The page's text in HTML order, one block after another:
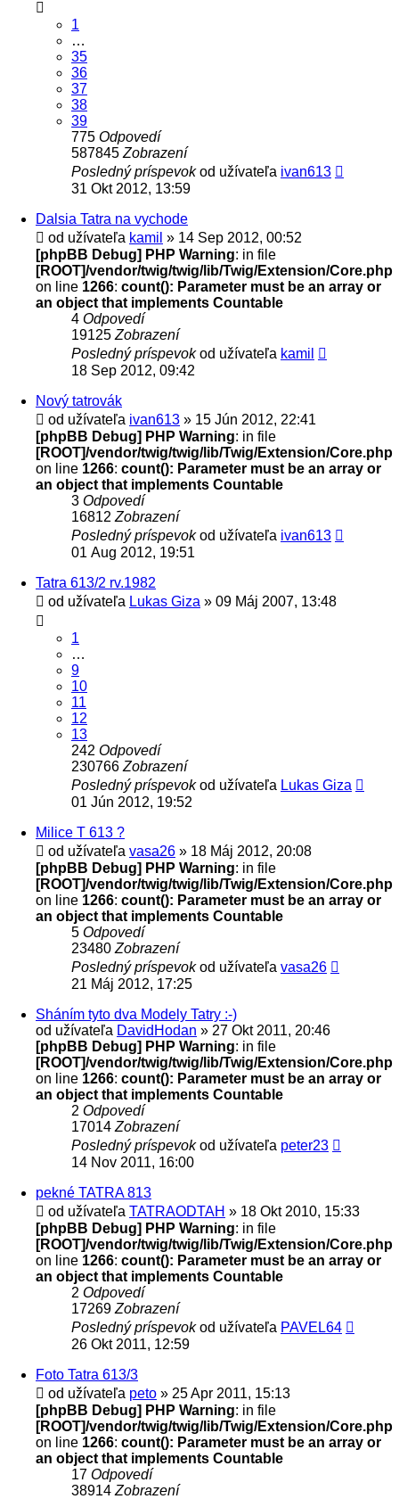
1
…
35
36
37
38
39
775 Odpovedí
587845 Zobrazení
Posledný príspevokod užívateľa ivan613
31 Okt 2012, 13:59
Dalsia Tatra na vychode
od užívateľa kamil » 14 Sep 2012, 00:52
[phpBB Debug] PHP Warning: in file
[ROOT]/vendor/twig/twig/lib/Twig/Extension/Core.php
on line 1266: count(): Parameter must be an array or
an object that implements Countable
4 Odpovedí
19125 Zobrazení
Posledný príspevokod užívateľa kamil
18 Sep 2012, 09:42
Nový tatrovák
od užívateľa ivan613 » 15 Jún 2012, 22:41
[phpBB Debug] PHP Warning: in file
[ROOT]/vendor/twig/twig/lib/Twig/Extension/Core.php
on line 1266: count(): Parameter must be an array or
an object that implements Countable
3 Odpovedí
16812 Zobrazení
Posledný príspevokod užívateľa ivan613
01 Aug 2012, 19:51
Tatra 613/2 rv.1982
od užívateľa Lukas Giza » 09 Máj 2007, 13:48
1
…
9
10
11
12
13
242 Odpovedí
230766 Zobrazení
Posledný príspevokod užívateľa Lukas Giza
01 Jún 2012, 19:52
Milice T 613 ?
od užívateľa vasa26 » 18 Máj 2012, 20:08
[phpBB Debug] PHP Warning: in file
[ROOT]/vendor/twig/twig/lib/Twig/Extension/Core.php
on line 1266: count(): Parameter must be an array or
an object that implements Countable
5 Odpovedí
23480 Zobrazení
Posledný príspevokod užívateľa vasa26
21 Máj 2012, 17:25
Sháním tyto dva Modely Tatry :-)
od užívateľa DavidHodan » 27 Okt 2011, 20:46
[phpBB Debug] PHP Warning: in file
[ROOT]/vendor/twig/twig/lib/Twig/Extension/Core.php
on line 1266: count(): Parameter must be an array or
an object that implements Countable
2 Odpovedí
17014 Zobrazení
Posledný príspevokod užívateľa peter23
14 Nov 2011, 16:00
pekné TATRA 813
od užívateľa TATRAODTAH » 18 Okt 2010, 15:33
[phpBB Debug] PHP Warning: in file
[ROOT]/vendor/twig/twig/lib/Twig/Extension/Core.php
on line 1266: count(): Parameter must be an array or
an object that implements Countable
2 Odpovedí
17269 Zobrazení
Posledný príspevokod užívateľa PAVEL64
26 Okt 2011, 12:59
Foto Tatra 613/3
od užívateľa peto » 25 Apr 2011, 15:13
[phpBB Debug] PHP Warning: in file
[ROOT]/vendor/twig/twig/lib/Twig/Extension/Core.php
on line 1266: count(): Parameter must be an array or
an object that implements Countable
17 Odpovedí
38914 Zobrazení